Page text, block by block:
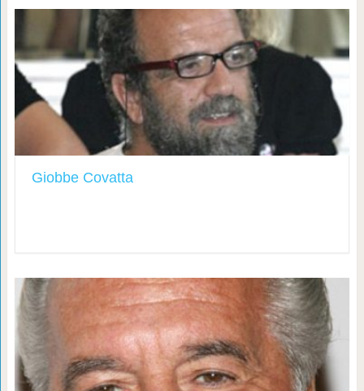
Giobbe Covatta